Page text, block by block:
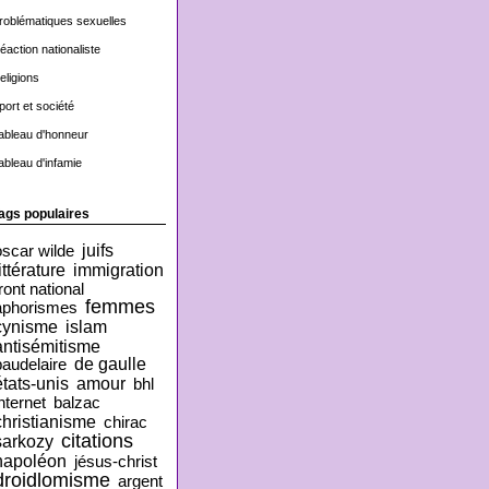
sexuelles
nationaliste
et société
d'honneur
d'infamie
populaires
wilde juifs
immigration
national
femmes
islam
de gaulle
unis amour bhl
balzac
chirac
citations
jésus-christ
argent